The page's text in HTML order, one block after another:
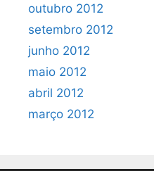
outubro 2012
setembro 2012
junho 2012
maio 2012
abril 2012
março 2012